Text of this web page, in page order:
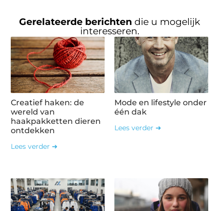
Gerelateerde berichten die u mogelijk
interesseren.
Creatief haken: de
wereld van
haakpakketten dieren
ontdekken
Lees verder ➜
Mode en lifestyle onder
één dak
Lees verder ➜